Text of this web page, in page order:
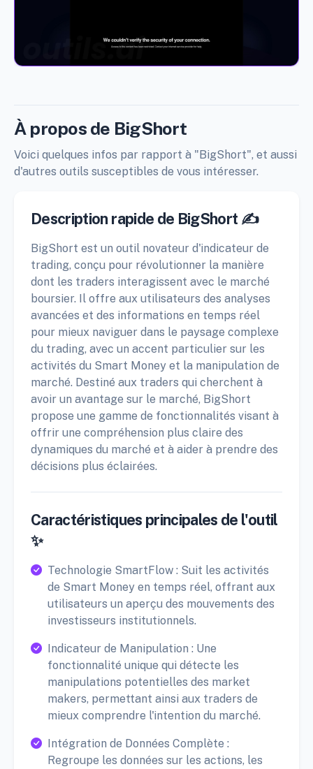
À propos de BigShort
Voici quelques infos par rapport à "BigShort", et aussi
d'autres outils susceptibles de vous intéresser.
Description rapide de BigShort ✍️
BigShort est un outil novateur d'indicateur de
trading, conçu pour révolutionner la manière
dont les traders interagissent avec le marché
boursier. Il offre aux utilisateurs des analyses
avancées et des informations en temps réel
pour mieux naviguer dans le paysage complexe
du trading, avec un accent particulier sur les
activités du Smart Money et la manipulation de
marché. Destiné aux traders qui cherchent à
avoir un avantage sur le marché, BigShort
propose une gamme de fonctionnalités visant à
offrir une compréhension plus claire des
dynamiques du marché et à aider à prendre des
décisions plus éclairées.
Caractéristiques principales de l'outil
✨
Technologie SmartFlow : Suit les activités
de Smart Money en temps réel, offrant aux
utilisateurs un aperçu des mouvements des
investisseurs institutionnels.
Indicateur de Manipulation : Une
fonctionnalité unique qui détecte les
manipulations potentielles des market
makers, permettant ainsi aux traders de
mieux comprendre l'intention du marché.
Intégration de Données Complète :
Regroupe les données sur les actions, les